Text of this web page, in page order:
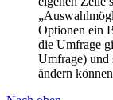
Optionen ein
die Umfrage
Umfrage) und
ändern